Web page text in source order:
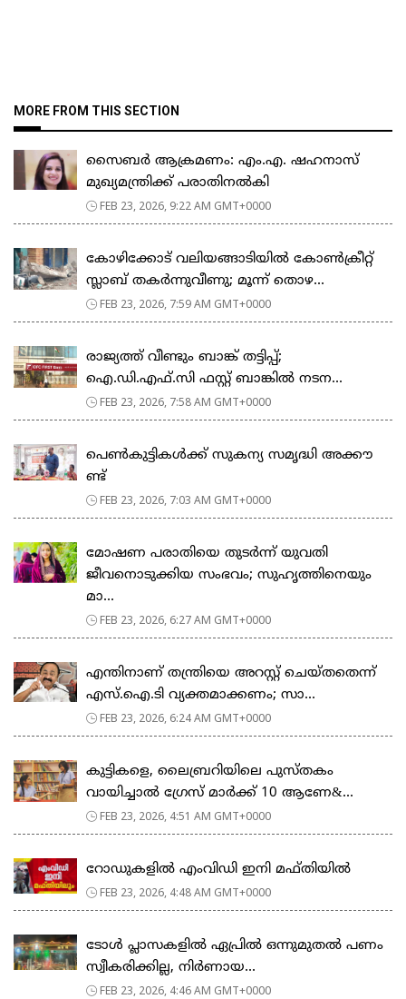
MORE FROM THIS SECTION
സൈബർ ആക്രമണം: എം.എ. ഷഹനാസ്
മുഖ്യമന്ത്രിക്ക് പരാതിനൽകി
FEB 23, 2026, 9:22 AM GMT+0000
കോഴിക്കോട് വലിയങ്ങാടിയിൽ കോൺക്രീറ്റ്
സ്ലാബ് തകർന്നുവീണു; മൂന്ന് തൊഴ...
FEB 23, 2026, 7:59 AM GMT+0000
രാജ്യത്ത് വീണ്ടും ബാങ്ക് തട്ടിപ്പ്;
ഐ.ഡി.എഫ്.സി ഫസ്റ്റ് ബാങ്കിൽ നടന...
FEB 23, 2026, 7:58 AM GMT+0000
പെ​ൺ​കു​ട്ടി​ക​ൾ​ക്ക് സു​ക​ന്യ സ​മൃ​ദ്ധി അ​ക്കൗ​
ണ്ട്
FEB 23, 2026, 7:03 AM GMT+0000
മോഷണ പരാതിയെ തുടര്‍ന്ന് യുവതി
ജീവനൊടുക്കിയ സംഭവം; സുഹൃത്തിനെയും
മാ...
FEB 23, 2026, 6:27 AM GMT+0000
എന്തിനാണ് തന്ത്രിയെ അറസ്റ്റ് ചെയ്തതെന്ന്
എസ്.ഐ.ടി വ്യക്തമാക്കണം; സാ...
FEB 23, 2026, 6:24 AM GMT+0000
കുട്ടികളെ, ലൈബ്രറിയിലെ പുസ്തകം
വായിച്ചാല്‍ ഗ്രേസ് മാര്‍ക്ക് 10 ആണേ&...
FEB 23, 2026, 4:51 AM GMT+0000
റോഡുകളില്‍ എംവിഡി ഇനി മഫ്തിയില്‍
FEB 23, 2026, 4:48 AM GMT+0000
ടോള്‍ പ്ലാസകളില്‍ ഏപ്രില്‍ ഒന്നുമുതല്‍ പണം
സ്വീകരിക്കില്ല, നിര്‍ണായ...
FEB 23, 2026, 4:46 AM GMT+0000